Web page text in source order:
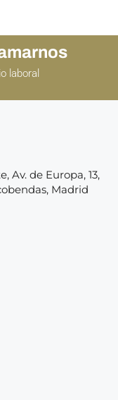
laboral
Av. de Europa, 13,
Madrid